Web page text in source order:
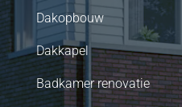
Dakopbouw
Dakkapel
Badkamer renovatie